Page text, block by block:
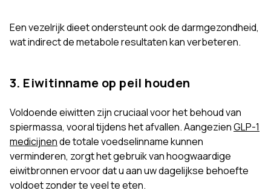
Een vezelrijk dieet ondersteunt ook de darmgezondheid,
wat indirect de metabole resultaten kan verbeteren.
3. Eiwitinname op peil houden
Voldoende eiwitten zijn cruciaal voor het behoud van
spiermassa, vooral tijdens het afvallen. AangezienGLP-1
medicijnende totale voedselinname kunnen
verminderen, zorgt het gebruik van hoogwaardige
eiwitbronnen ervoor dat u aan uw dagelijkse behoefte
voldoet zonder te veel te eten.